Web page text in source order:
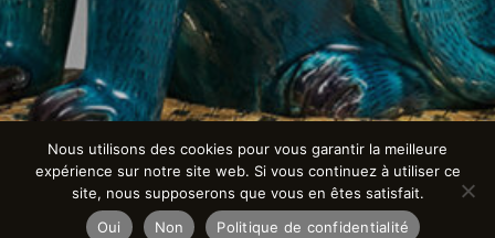
Nous utilisons des cookies pour vous garantir la meilleure
expérience sur notre site web. Si vous continuez à utiliser ce
site, nous supposerons que vous en êtes satisfait.
Oui
Non Politique de confidentialité